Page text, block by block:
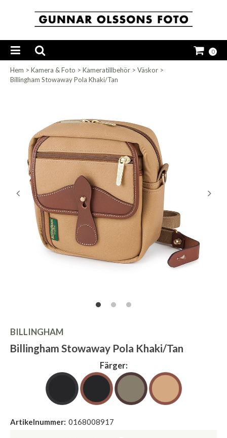
0
Hem > Kamera & Foto > Kameratillbehör > Väskor >
Billingham Stowaway Pola Khaki/Tan
BILLINGHAM
Billingham Stowaway Pola Khaki/Tan
Färger:
Artikelnummer: 0168008917